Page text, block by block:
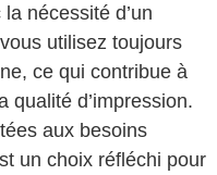
nécessité d’un
utilisez toujours
ce qui contribue à
qualité d’impression.
aux besoins
un choix réfléchi pour